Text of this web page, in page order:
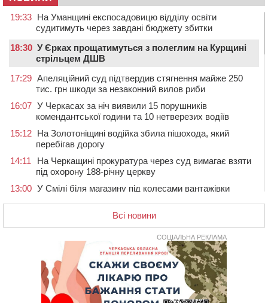
19:33 На Уманщині експосадовицю відділу освіти
судитимуть через завдані бюджету збитки
18:30 У Єрках прощатимуться з полеглим на Курщині
стрільцем ДШВ
17:29 Апеляційний суд підтвердив стягнення майже 250
тис. грн шкоди за незаконний вилов риби
16:07 У Черкасах за ніч виявили 15 порушників
комендантської години та 10 нетверезих водіїв
15:12 На Золотоніщині водійка збила пішохода, який
перебігав дорогу
14:11
На Черкащині прокуратура через суд вимагає взяти
під охорону 188-річну церкву
13:00 У Смілі біля магазину під колесами вантажівки
У Черкасах пропонують для приватизації
п’ятиповерховий об’єкт у центрі міста
Не вистачає стажу для пенсії: як його докупити та що
потрібно знати
У Черкасах виявили низку недоліків у гуртожитку, де
проживають ВПО
07 СЕРПНЯ 2026, П'ЯТНИЦЯ
Всі новини
СОЦІАЛЬНА РЕКЛАМА